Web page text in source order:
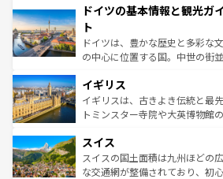
せる。地方によって風土や気候
ンテンツ一覧 を参照してほしい。
で、幅広い魅力が詰まっている
聖堂、美しいビーチ、そして豊
から魅了する。また、フランス
れ、フランス料理はユネスコ無
香り高いラベンダー畑など、多
らに、パリ以外の地域にも魅力
も豊かな歴史と文化が息づいて
を参照してほしい。
ドイツの基本情報と観光ガ
ト
ドイツは、豊かな歴史と多彩な
の中心に位置する国。中世の街
顔を持つこの国は、どこを歩い
ルリンの文化的活気、バイエル
してライン川沿いのワイン畑と
は、お酒好きな人にはぜひ体験してほしい
ドイツ情報はコンテンツ一覧を
イギリス
イギリスは、古きよき伝統と最
トミンスター寺院や大英博物館
リアごとに異なる魅力がある。
ティー、ビール好きにはたまら
戦など、本場だからこそできる
スイス
スイスの国土面積は九州ほどの
な交通網が整備されており、初